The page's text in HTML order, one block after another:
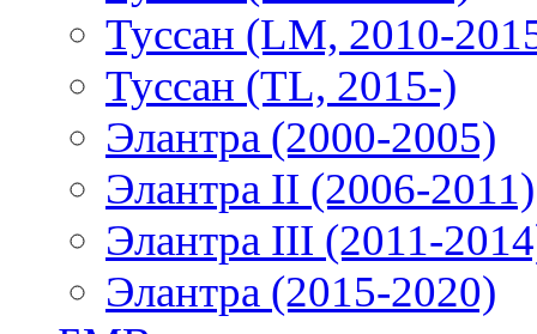
Туссан (LM, 2010-
Туссан (TL, 2015-)
Элантра (2000-2005)
Элантра II (2006-2011)
Элантра III (2011-
Элантра (2015-2020)